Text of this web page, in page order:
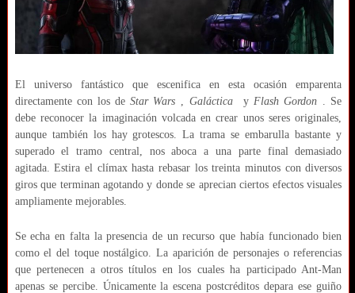
El universo fantástico que escenifica en esta ocasión emparenta
directamente con los deStar Wars , Galáctica yFlash Gordon . Se
debe reconocer la imaginación volcada en crear unos seres originales,
aunque también los hay grotescos. La trama se embarulla bastante y
superado el tramo central, nos aboca a una parte final demasiado
agitada. Estira el clímax hasta rebasar los treinta minutos con diversos
giros que terminan agotando y donde se aprecian ciertos efectos visuales
ampliamente mejorables.
Se echa en falta la presencia de un recurso que había funcionado bien
como el del toque nostálgico. La aparición de personajes o referencias
que pertenecen a otros títulos en los cuales ha participado Ant-Man
apenas se percibe. Únicamente la escena postcréditos depara ese guiño